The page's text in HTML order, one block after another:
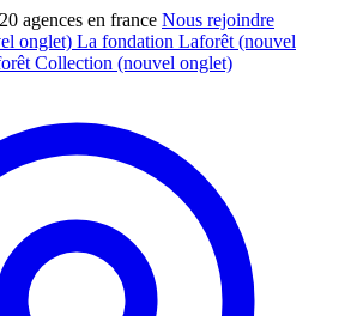
agences en france Nous rejoindre
onglet) La fondation Laforêt (nouvel
Collection (nouvel onglet)